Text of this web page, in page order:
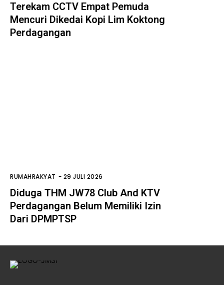
Terekam CCTV Empat Pemuda
Mencuri Dikedai Kopi Lim Koktong
Perdagangan
RUMAHRAKYAT - 29 JULI 2026
Diduga THM JW78 Club And KTV
Perdagangan Belum Memiliki Izin
Dari DPMPTSP